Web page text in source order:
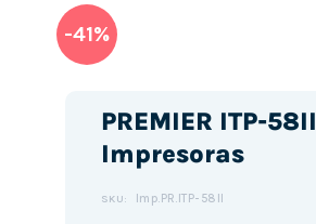
-41%
PREMIER ITP-58II
Impresoras
SKU: Imp.PR.ITP-58II